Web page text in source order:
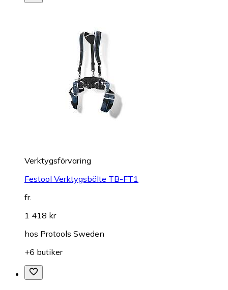
Verktygsförvaring
Festool Verktygsbälte TB-FT1
fr.
1 418 kr
hos Protools Sweden
+6 butiker